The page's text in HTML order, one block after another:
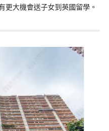
更大機會送子女到英國留學。